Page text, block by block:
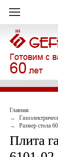
Главная
Размер стола
Плита